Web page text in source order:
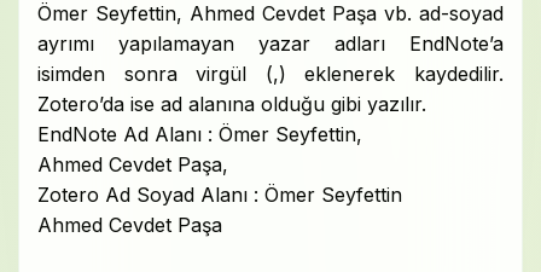
Ömer Seyfettin, Ahmed Cevdet Paşa vb. ad-soyad
ayrımı yapılamayan yazar adları EndNote’a
isimden sonra virgül (,) eklenerek kaydedilir.
Zotero’da ise ad alanına olduğu gibi yazılır.
EndNote Ad Alanı : Ömer Seyfettin,
Ahmed Cevdet Paşa,
Zotero Ad Soyad Alanı : Ömer Seyfettin
Ahmed Cevdet Paşa